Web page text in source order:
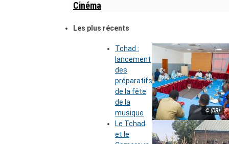
Cinéma
Les plus récents
© (DR)
Tchad :
lancement
des
préparatifs
de la fête
de la
musique
Le Tchad
et le